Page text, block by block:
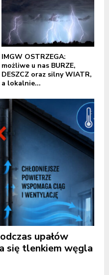
IMGW OSTRZEGA:
możliwe u nas BURZE,
DESZCZ oraz silny WIATR,
a lokalnie...
upałów
się tlenkiem węgla